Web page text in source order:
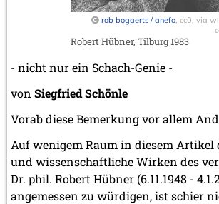
rob bogaerts / anefo, cc0, via
Robert Hübner, Tilburg 1983
- nicht nur ein Schach-Genie -
von Siegfried Schönle
Vorab diese Bemerkung vor allem
Auf wenigem Raum in diesem Artikel
und wissenschaftliche Wirken des
Dr. phil. Robert Hübner (6.11.1948 -
angemessen zu würdigen, ist schier